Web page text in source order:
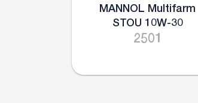
MANNOL Multifarm
STOU 10W-30
2501